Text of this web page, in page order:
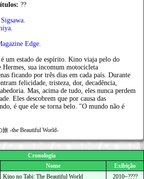
??
Edge
um estado de espírito. Kino viaja pelo do
Hermes, sua incomum motocicleta
ficando por três dias em cada país. Durante
felicidade, tristeza, dor, decadência,
Mas, acima de tudo, eles nunca perdem
Eles descobrem que por causa das
é que ele se torna belo. "O mundo não é
旅 -the Beautiful World-
Cronologia
Nome Exibição
Kino no Tabi: The Beautiful World
2010~????